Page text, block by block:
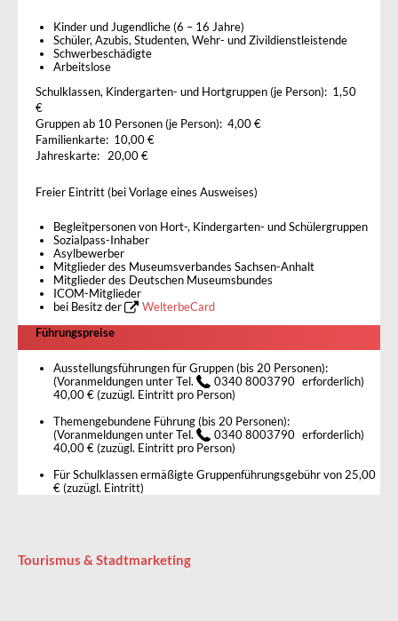
Kinder und Jugendliche (6 – 16 Jahre)
Schüler, Azubis, Studenten, Wehr- und Zivildienstleistende
Schwerbeschädigte
Arbeitslose
Schulklassen, Kindergarten- und Hortgruppen (je Person): 1,50
€
Gruppen ab 10 Personen (je Person): 4,00 €
Familienkarte: 10,00 €
Jahreskarte: 20,00 €
Freier Eintritt (bei Vorlage eines Ausweises)
Begleitpersonen von Hort-, Kindergarten- und Schülergruppen
Sozialpass-Inhaber
Asylbewerber
Mitglieder des Museumsverbandes Sachsen-Anhalt
Mitglieder des Deutschen Museumsbundes
ICOM-Mitglieder
bei Besitz der
WelterbeCard
Führungspreise
Ausstellungsführungen für Gruppen (bis 20 Personen):
(Voranmeldungen unter Tel.
0340 8003790 erforderlich)
40,00 € (zuzügl. Eintritt pro Person)
Themengebundene Führung (bis 20 Personen):
(Voranmeldungen unter Tel.
0340 8003790 erforderlich)
40,00 € (zuzügl. Eintritt pro Person)
Für Schulklassen ermäßigte Gruppenführungsgebühr von 25,00
€ (zuzügl. Eintritt)
Tourismus & Stadtmarketing